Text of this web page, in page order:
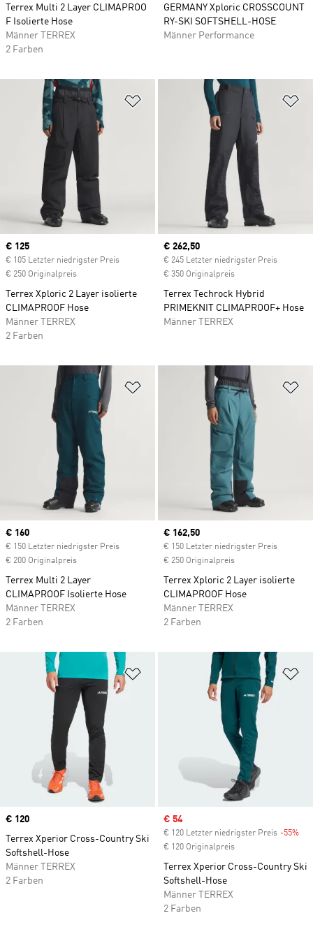
Terrex Multi 2 Layer CLIMAPROO
F Isolierte Hose
Männer TERREX
2 Farben
GERMANY Xploric CROSSCOUNT
RY-SKI SOFTSHELL-HOSE
Männer Performance
Zur Wunschliste hinzufügen
Current price
€ 125
€ 105 Letzter niedrigster Preis
€ 250 Originalpreis
Terrex Xploric 2 Layer isolierte
CLIMAPROOF Hose
Männer TERREX
2 Farben
Current price
€ 262,50
€ 245 Letzter niedrigster Preis
€ 350 Originalpreis
Terrex Techrock Hybrid
PRIMEKNIT CLIMAPROOF+ Hose
Männer TERREX
Zur Wunschliste hinzufügen
Current price
€ 160
€ 150 Letzter niedrigster Preis
€ 200 Originalpreis
Terrex Multi 2 Layer
CLIMAPROOF Isolierte Hose
Männer TERREX
2 Farben
Current price
€ 162,50
€ 150 Letzter niedrigster Preis
€ 250 Originalpreis
Terrex Xploric 2 Layer isolierte
CLIMAPROOF Hose
Männer TERREX
2 Farben
Zur Wunschliste hinzufügen
Price
€ 120
Terrex Xperior Cross-Country Ski
Softshell-Hose
Männer TERREX
2 Farben
Sale price
€ 54
€ 120 Letzter niedrigster Preis -55%
€ 120 Originalpreis
Terrex Xperior Cross-Country Ski
Softshell-Hose
Männer TERREX
2 Farben